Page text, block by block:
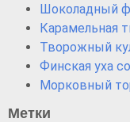
Шоколадный
Карамельная
Творожный
Финская уха
Морковный
Метки